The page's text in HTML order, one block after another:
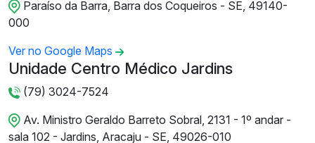
Paraíso da Barra, Barra dos Coqueiros - SE, 49140-
000
Ver no Google Maps
Unidade Centro Médico Jardins
(79) 3024-7524
Av. Ministro Geraldo Barreto Sobral, 2131 - 1º andar -
sala 102 - Jardins, Aracaju - SE, 49026-010